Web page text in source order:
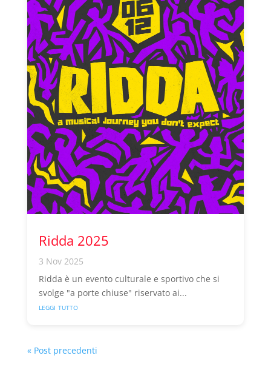
Ridda 2025
3 Nov 2025
Ridda è un evento culturale e sportivo che si
svolge "a porte chiuse" riservato ai...
leggi tutto
« Post precedenti